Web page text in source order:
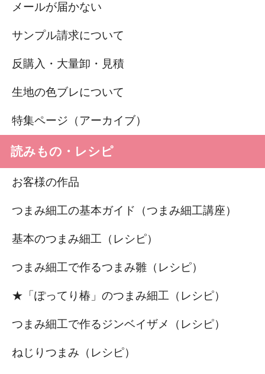
メールが届かない
サンプル請求について
反購入・大量卸・見積
生地の色ブレについて
特集ページ（アーカイブ）
読みもの・レシピ
お客様の作品
つまみ細工の基本ガイド（つまみ細工講座）
基本のつまみ細工（レシピ）
つまみ細工で作るつまみ雛（レシピ）
★「ぽってり椿」のつまみ細工（レシピ）
つまみ細工で作るジンベイザメ（レシピ）
ねじりつまみ（レシピ）